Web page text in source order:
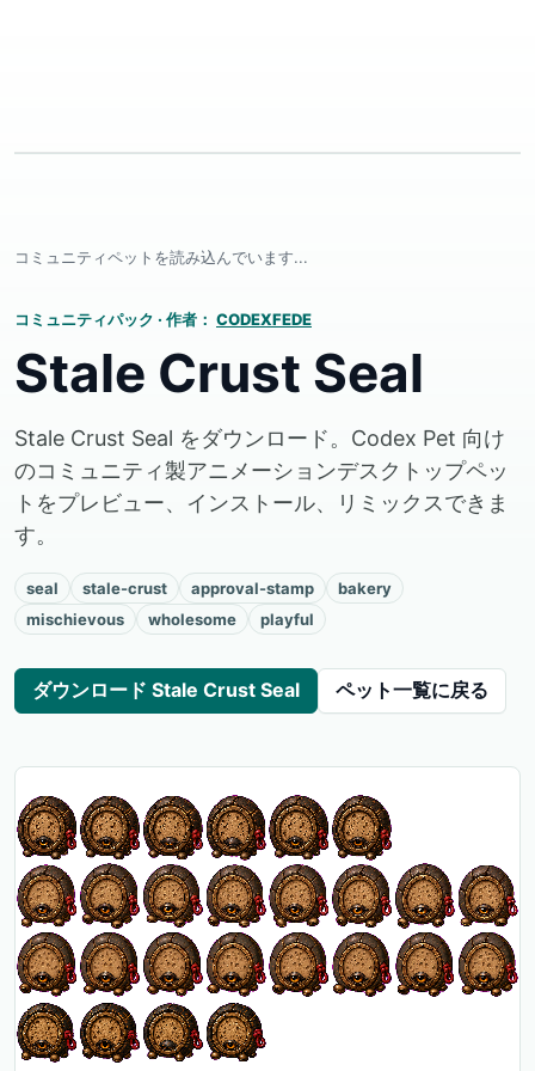
コミュニティペットを読み込んでいます...
コミュニティパック · 作者： CODEXFEDE
Stale Crust Seal
Stale Crust Seal をダウンロード。Codex Pet 向け
のコミュニティ製アニメーションデスクトップペッ
トをプレビュー、インストール、リミックスできま
す。
seal stale-crust approval-stamp
bakery
mischievous
wholesome playful
ダウンロード Stale Crust Seal ペット一覧に戻る